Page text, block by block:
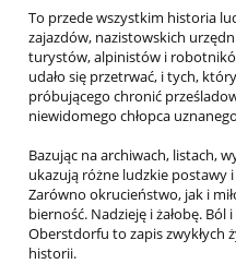
To przede wszystkim historia
zajazdów, nazistowskich
turystów, alpinistów i
udało się przetrwać, i tych,
próbującego chronić
niewidomego chłopca
Bazując na archiwach, listach,
ukazują różne ludzkie postawy
Zarówno okrucieństwo, jak i
bierność. Nadzieję i żałobę.
Oberstdorfu to zapis zwykłych
historii.